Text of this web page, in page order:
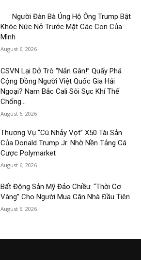
Người Đàn Bà Ủng Hộ Ông Trump Bật
Khóc Nức Nở Trước Mặt Các Con Của
Mình
August 6, 2026
CSVN Lại Dở Trò “Nắn Gân!” Quấy Phá
Cộng Đồng Người Việt Quốc Gia Hải
Ngoại? Nam Bắc Cali Sôi Sục Khí Thế
Chống...
August 6, 2026
Thương Vụ “Cú Nhảy Vọt” X50 Tài Sản
Của Donald Trump Jr. Nhờ Nền Tảng Cá
Cược Polymarket
August 6, 2026
Bất Động Sản Mỹ Đảo Chiều: “Thời Cơ
Vàng” Cho Người Mua Căn Nhà Đầu Tiên
August 6, 2026